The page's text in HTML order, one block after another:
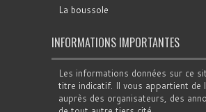
La boussole
INFORMATIONS IMPORTANTES
Les informations données sur ce
titre indicatif. Il vous appartient de
auprès des organisateurs, des